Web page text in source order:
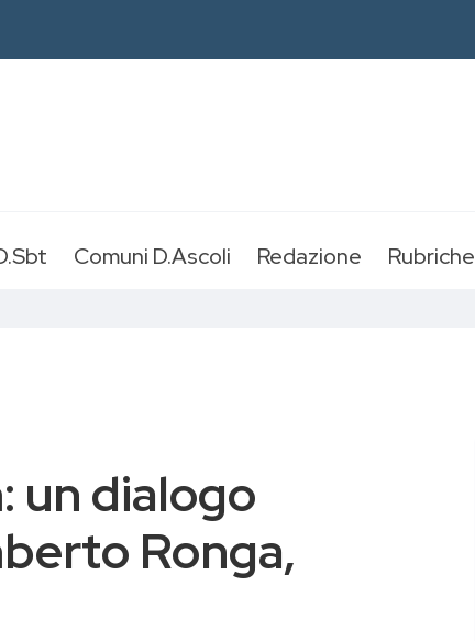
Comuni D.Ascoli Redazione Rubriche
un dialogo
Ronga,